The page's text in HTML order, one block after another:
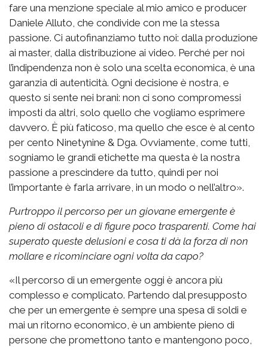
fare una menzione speciale al mio amico e producer
Daniele Alluto, che condivide con me la stessa
passione. Ci autofinanziamo tutto noi: dalla produzione
ai master, dalla distribuzione ai video. Perché per noi
l’indipendenza non è solo una scelta economica, è una
garanzia di autenticità. Ogni decisione è nostra, e
questo si sente nei brani: non ci sono compromessi
imposti da altri, solo quello che vogliamo esprimere
davvero. È più faticoso, ma quello che esce è al cento
per cento Ninetynine & Dga. Ovviamente, come tutti,
sogniamo le grandi etichette ma questa è la nostra
passione a prescindere da tutto, quindi per noi
l’importante è farla arrivare, in un modo o nell’altro».
Purtroppo il percorso per un giovane emergente è
pieno di ostacoli e di figure poco trasparenti. Come hai
superato queste delusioni e cosa ti dà la forza di non
mollare e ricominciare ogni volta da capo?
«Il percorso di un emergente oggi è ancora più
complesso e complicato. Partendo dal presupposto
che per un emergente è sempre una spesa di soldi e
mai un ritorno economico, è un ambiente pieno di
persone che promettono tanto e mantengono poco,